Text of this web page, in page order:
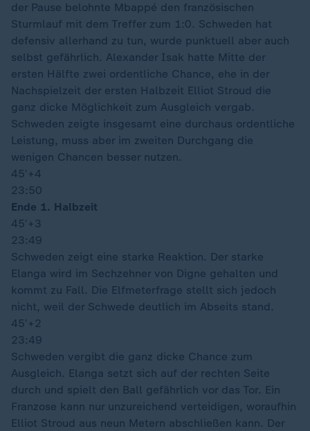
der Pause belohnte Mbappé den französischen
Sturmlauf mit dem Treffer zum 1:0. Schweden hat
defensiv allerhand zu tun, wurde punktuell aber auch
selbst gefährlich. Alexander Isak hatte Mitte der
ersten Hälfte zwei ordentliche Chance, ehe in der
Nachspielzeit der ersten Halbzeit Elliot Stroud die
ganz dicke Möglichkeit zum Ausgleich vergab.
Schweden zeigte insgesamt eine durchaus ordentliche
Leistung, muss aber im zweiten Durchgang die
wenigen Chancen besser nutzen.
45′ +4
23:50
Ende 1. Halbzeit
45′ +3
23:49
Schweden zeigt eine starke Reaktion. Der starke
Elanga wird im Sechzehner von Digne gehalten und
kommt zu Fall. Die Elfmeterfrage stellt sich jedoch
nicht, weil der Schwede deutlich im Abseits stand.
45′ +2
23:49
Schweden vergibt die ganz dicke Chance zum
Ausgleich. Elanga setzt sich auf der rechten Seite
durch und spielt den Ball gefährlich vor das Tor. Ein
Franzose kann nur unzureichend verteidigen, woraufhin
Elliot Stroud aus neun Metern abschließen kann. Der